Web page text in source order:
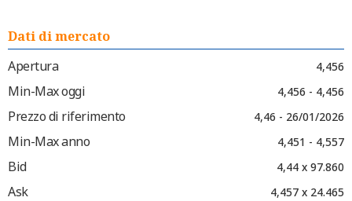
Dati di mercato
Apertura
4,456
Min-Max oggi 4,456 - 4,456
Prezzo di riferimento 4,46 - 26/01/2026
Min-Max anno 4,451 - 4,557
Bid 4,44 x 97.860
Ask 4,457 x 24.465